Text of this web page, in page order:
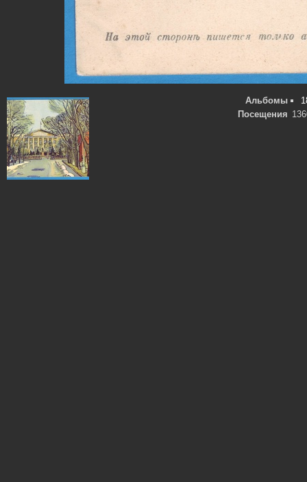
Альбомы
Посещения